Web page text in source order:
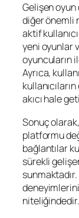
Gelişen oyun
diğer önemli
aktif
yeni oyunlar
oyuncuların
Ayrıca,
akıcı hale
Sonuç
platformu
bağlantılar
sürekli
niteliğindedir.